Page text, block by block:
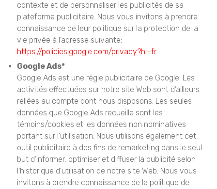
contexte et de personnaliser les publicités de sa
plateforme publicitaire. Nous vous invitons à prendre
connaissance de leur politique sur la protection de la
vie privée à l’adresse suivante:
https://policies.google.com/privacy?hl=fr
Google Ads*
Google Ads est une régie publicitaire de Google. Les
activités effectuées sur notre site Web sont d’ailleurs
reliées au compte dont nous disposons. Les seules
données que Google Ads recueille sont les
témoins/cookies et les données non nominatives
portant sur l’utilisation. Nous utilisons également cet
outil publicitaire à des fins de remarketing dans le seul
but d’informer, optimiser et diffuser la publicité selon
l’historique d’utilisation de notre site Web. Nous vous
invitons à prendre connaissance de la politique de